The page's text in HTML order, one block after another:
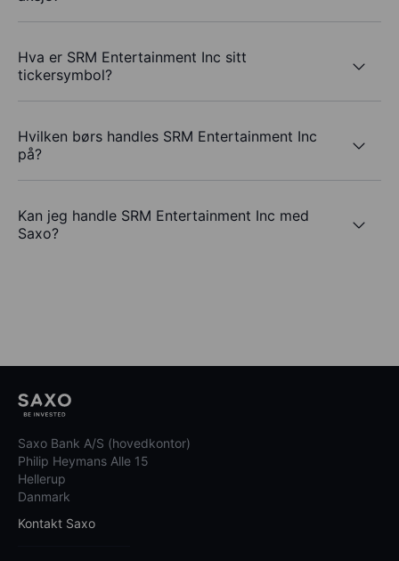
Hva er SRM Entertainment Inc sitt
tickersymbol?
Hvilken børs handles SRM Entertainment Inc
på?
Kan jeg handle SRM Entertainment Inc med
Saxo?
Saxo Bank A/S (hovedkontor)
Philip Heymans Alle 15
Hellerup
Danmark
Kontakt Saxo